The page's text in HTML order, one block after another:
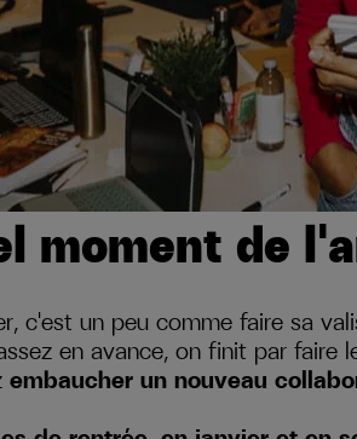
moment de
c'est un peu comme faire sa
en avance, on finit par faire
embaucher un nouveau